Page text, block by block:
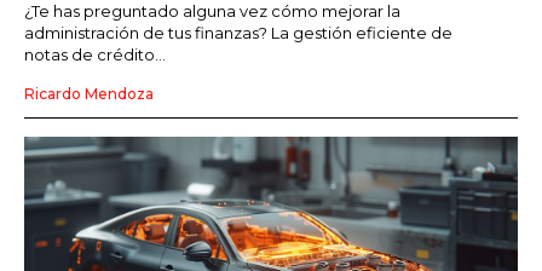
¿Te has preguntado alguna vez cómo mejorar la
administración de tus finanzas? La gestión eficiente de
notas de crédito...
Ricardo Mendoza